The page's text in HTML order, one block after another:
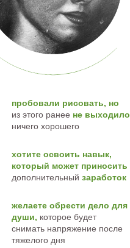
хотите освоить навык,
который может приносить
дополнительный заработок
пробовали рисовать, но
из этого ранее не выходило
ничего хорошего
желаете обрести дело для
души, которое будет
снимать напряжение после
тяжелого дня